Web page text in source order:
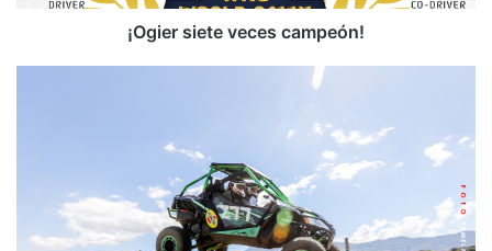
¡Ogier siete veces campeón!